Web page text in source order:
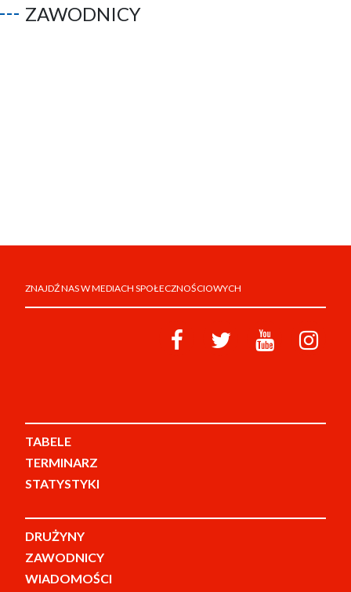
ZAWODNICY
ZNAJDŹ NAS W MEDIACH SPOŁECZNOŚCIOWYCH
TABELE
TERMINARZ
STATYSTYKI
DRUŻYNY
ZAWODNICY
WIADOMOŚCI